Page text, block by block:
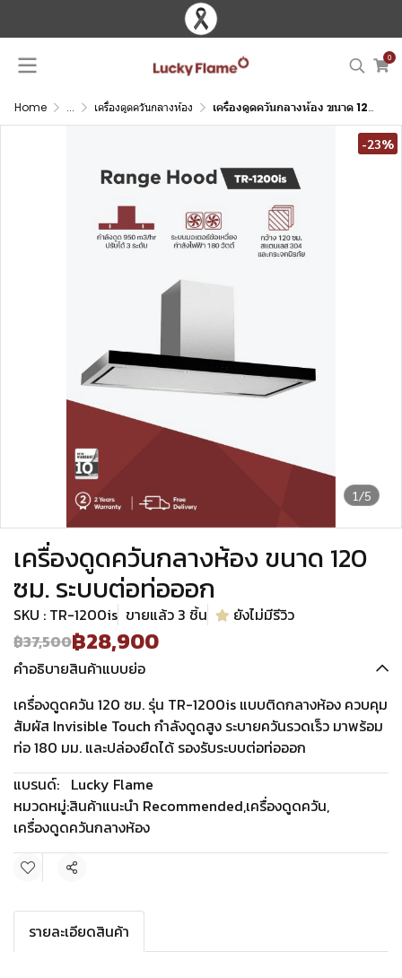
0
Home ... เครื่องดูดควันกลางห้อง เครื่องดูดควันกลางห้อง ขนาด 120 ซม. ระบบต่อท่อออก
1/5
-23%
เครื่องดูดควันกลางห้อง ขนาด 120
ซม. ระบบต่อท่อออก
SKU : TR-1200is ขายแล้ว 3 ชิ้น
ยังไม่มีรีวิว
฿37,500฿28,900
คำอธิบายสินค้าแบบย่อ
เครื่องดูดควัน 120 ซม. รุ่น TR-1200is แบบติดกลางห้อง ควบคุม
สัมผัส Invisible Touch กำลังดูดสูง ระบายควันรวดเร็ว มาพร้อม
ท่อ 180 มม. และปล่องยืดได้ รองรับระบบต่อท่อออก
แบรนด์: Lucky Flame
หมวดหมู่:สินค้าแนะนำ Recommended,เครื่องดูดควัน,
เครื่องดูดควันกลางห้อง
แชร์
รายละเอียดสินค้า